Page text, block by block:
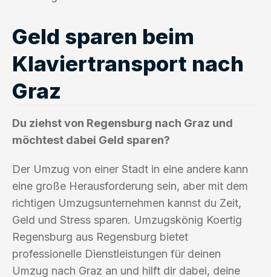
Geld sparen beim
Klaviertransport nach
Graz
Du ziehst von Regensburg nach Graz und
möchtest dabei Geld sparen?
Der Umzug von einer Stadt in eine andere kann
eine große Herausforderung sein, aber mit dem
richtigen Umzugsunternehmen kannst du Zeit,
Geld und Stress sparen. Umzugskönig Koertig
Regensburg aus Regensburg bietet
professionelle Dienstleistungen für deinen
Umzug nach Graz an und hilft dir dabei, deine